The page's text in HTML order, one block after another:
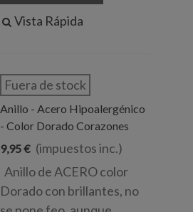
Vista Rápida
Fuera de stock
Anillo - Acero Hipoalergénico
- Color Dorado Corazones
9,95 € (impuestos inc.)
Anillo de ACERO color
Dorado con brillantes, no